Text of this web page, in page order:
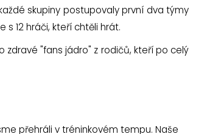
skupiny postupovaly první dva týmy
s 12 hráči, kteří chtěli hrát.
zdravé "fans jádro" z rodičů, kteří po celý
přehráli v tréninkovém tempu. Naše